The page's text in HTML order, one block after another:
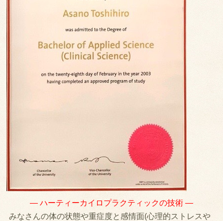
— ハーティーカイロプラクティックの技術 —
みなさんの体の状態や重症度と感情面(心理的ストレスや